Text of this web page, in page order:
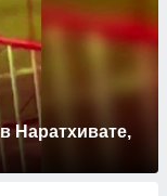
Наратхивате,